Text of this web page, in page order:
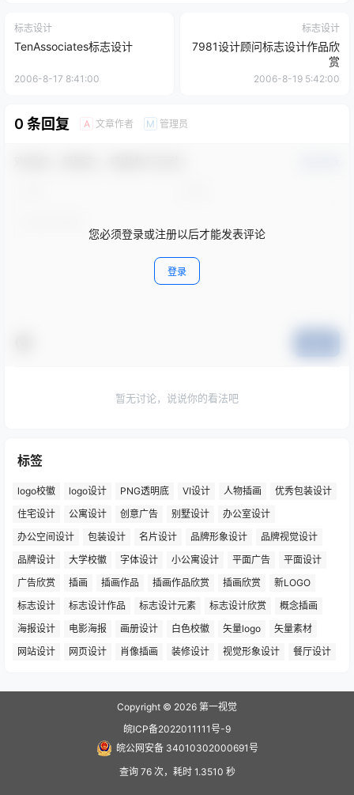
标志设计
TenAssociates标志设计
2006-8-17 8:41:00
标志设计
7981设计顾问标志设计作品欣
赏
2006-8-19 5:42:00
0 条回复 A 文章作者 M 管理员
您必须登录或注册以后才能发表评论
登录
暂无讨论，说说你的看法吧
标签
logo校徽 logo设计 PNG透明底 VI设计 人物插画
优秀包装设计
住宅设计
公寓设计 创意广告 别墅设计
办公室设计
办公空间设计
包装设计 名片设计 品牌形象设计
品牌视觉设计
品牌设计
大学校徽 字体设计 小公寓设计 平面广告
平面设计
广告欣赏
插画 插画作品 插画作品欣赏 插画欣赏
新LOGO
标志设计
标志设计作品 标志设计元素 标志设计欣赏
概念插画
海报设计
电影海报 画册设计 白色校徽 矢量logo
矢量素材
网站设计
网页设计 肖像插画 装修设计 视觉形象设计 餐厅设计
Copyright © 2026 第一视觉
皖ICP备2022011111号-9
皖公网安备 34010302000691号
查询 76 次，耗时 1.3510 秒